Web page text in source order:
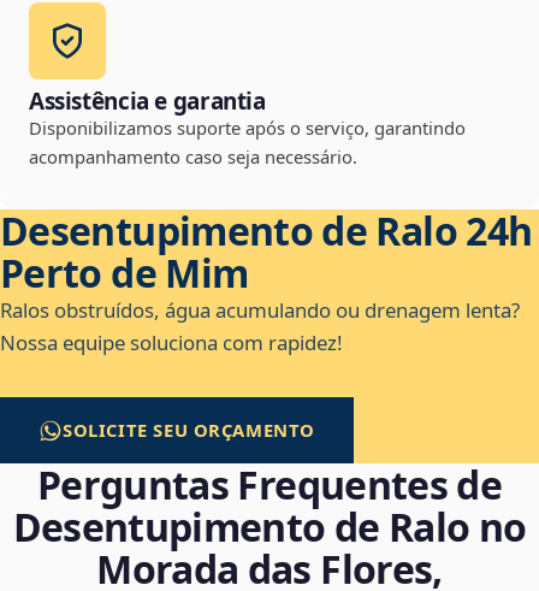
Assistência e garantia
Disponibilizamos suporte após o serviço, garantindo
acompanhamento caso seja necessário.
Desentupimento de Ralo 24h
Perto de Mim
Ralos obstruídos, água acumulando ou drenagem lenta?
Nossa equipe soluciona com rapidez!
SOLICITE SEU ORÇAMENTO
Perguntas Frequentes de
Desentupimento de Ralo no
Morada das Flores,